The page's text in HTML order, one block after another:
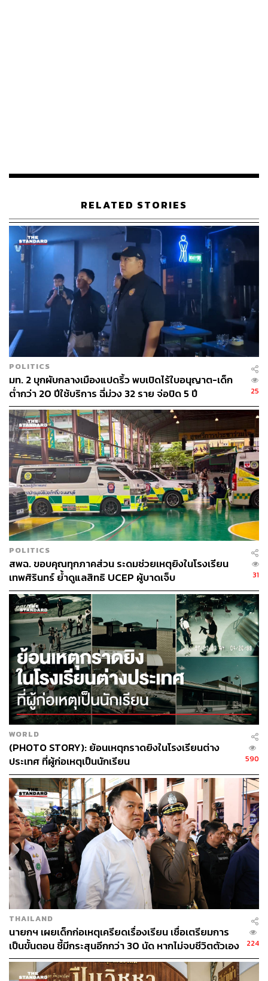
TAGS: Asean Vladimir Putin Russia
นายกรัฐมนตรี
อนุทิน ชาญวีรกูล
Thailand
ASEAN-Russia Business Forum
424
ABOUT THE AUTHOR
กองบรรณาธิการ THE STANDARD
RELATED STORIES
POLITICS
มท. 2 บุกผับกลางเมืองแปดริ้ว พบเปิดไร้ใบอนุญาต-เด็ก
ต่ำกว่า 20 ปีใช้บริการ ฉี่ม่วง 32 ราย จ่อปิด 5 ปี
25
POLITICS
สพฉ. ขอบคุณทุกภาคส่วน ระดมช่วยเหตุยิงในโรงเรียน
เทพศิรินทร์ ย้ำดูแลสิทธิ UCEP ผู้บาดเจ็บ
31
WORLD
(PHOTO STORY): ย้อนเหตุกราดยิงในโรงเรียนต่าง
ประเทศ ที่ผู้ก่อเหตุเป็นนักเรียน
590
THAILAND
นายกฯ เผยเด็กก่อเหตุเครียดเรื่องเรียน เชื่อเตรียมการ
เป็นขั้นตอน ชี้มีกระสุนอีกกว่า 30 นัด หากไม่จบชีวิตตัวเอง
อาจสูญเสียเพิ่ม
224